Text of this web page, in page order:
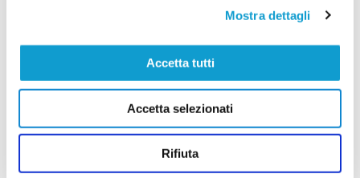
Mostra dettagli
Accetta tutti
Accetta selezionati
Rifiuta